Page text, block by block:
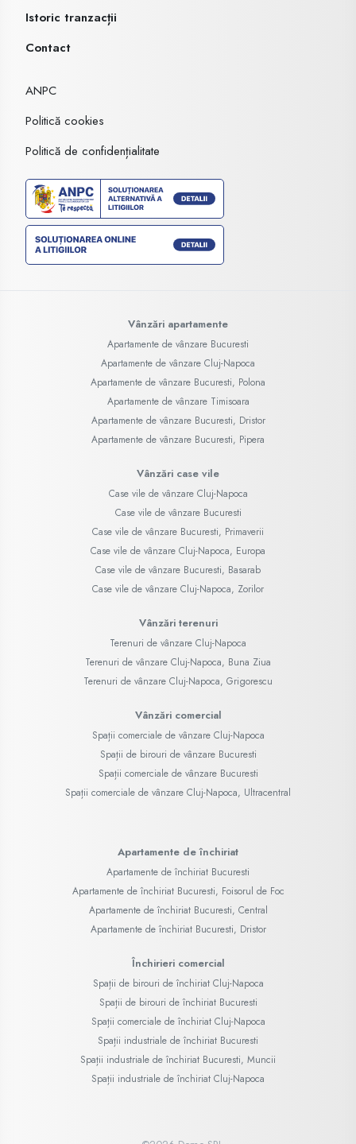
Istoric tranzacții
Contact
ANPC
Politică cookies
Politică de confidențialitate
Vânzări apartamente
Apartamente de vânzare Bucuresti
Apartamente de vânzare Cluj-Napoca
Apartamente de vânzare Bucuresti, Polona
Apartamente de vânzare Timisoara
Apartamente de vânzare Bucuresti, Dristor
Apartamente de vânzare Bucuresti, Pipera
Vânzări case vile
Case vile de vânzare Cluj-Napoca
Case vile de vânzare Bucuresti
Case vile de vânzare Bucuresti, Primaverii
Case vile de vânzare Cluj-Napoca, Europa
Case vile de vânzare Bucuresti, Basarab
Case vile de vânzare Cluj-Napoca, Zorilor
Vânzări terenuri
Terenuri de vânzare Cluj-Napoca
Terenuri de vânzare Cluj-Napoca, Buna Ziua
Terenuri de vânzare Cluj-Napoca, Grigorescu
Vânzări comercial
Spații comerciale de vânzare Cluj-Napoca
Spații de birouri de vânzare Bucuresti
Spații comerciale de vânzare Bucuresti
Spații comerciale de vânzare Cluj-Napoca, Ultracentral
Apartamente de închiriat
Apartamente de închiriat Bucuresti
Apartamente de închiriat Bucuresti, Foisorul de Foc
Apartamente de închiriat Bucuresti, Central
Apartamente de închiriat Bucuresti, Dristor
Închirieri comercial
Spații de birouri de închiriat Cluj-Napoca
Spații de birouri de închiriat Bucuresti
Spații comerciale de închiriat Cluj-Napoca
Spații industriale de închiriat Bucuresti
Spații industriale de închiriat Bucuresti, Muncii
Spații industriale de închiriat Cluj-Napoca